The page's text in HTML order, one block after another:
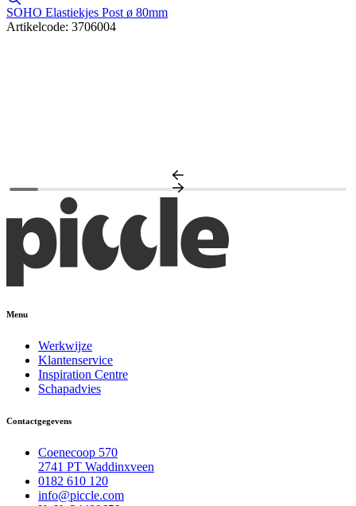
SOHO Elastiekjes Post ø 80mm
Artikelcode: 3706004
Menu
Werkwijze
Klantenservice
Inspiration Centre
Schapadvies
Contactgegevens
Coenecoop 570
2741 PT Waddinxveen
0182 610 120
info@piccle.com